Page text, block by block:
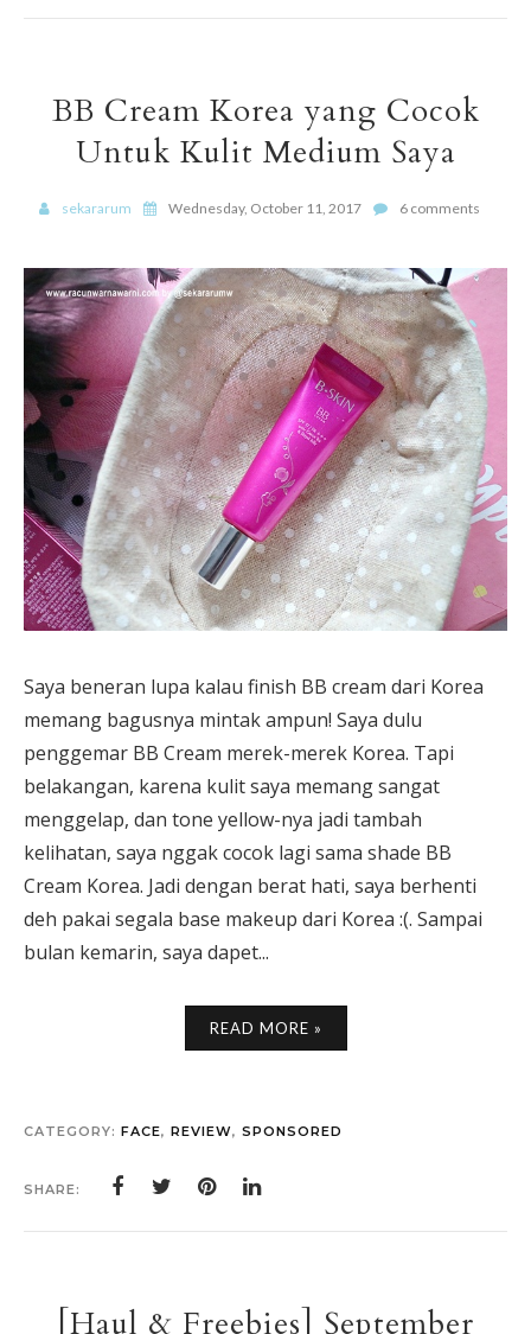
BB Cream Korea yang Cocok
Untuk Kulit Medium Saya
sekararum Wednesday, October 11, 2017 6 comments
Saya beneran lupa kalau finish BB cream dari Korea
memang bagusnya mintak ampun! Saya dulu
penggemar BB Cream merek-merek Korea. Tapi
belakangan, karena kulit saya memang sangat
menggelap, dan tone yellow-nya jadi tambah
kelihatan, saya nggak cocok lagi sama shade BB
Cream Korea. Jadi dengan berat hati, saya berhenti
deh pakai segala base makeup dari Korea :(. Sampai
bulan kemarin, saya dapet...
READ MORE »
CATEGORY: FACE, REVIEW, SPONSORED
SHARE:
[Haul & Freebies] September